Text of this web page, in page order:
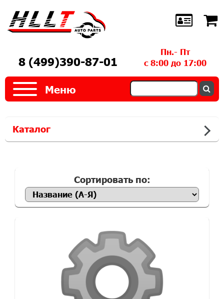
8 (499)390-87-01
Пн.- Пт
с 8:00 до 17:00
Меню
Каталог
Сортировать по: